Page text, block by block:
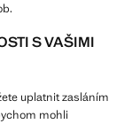
S VAŠIMI
uplatnit zasláním
mohli